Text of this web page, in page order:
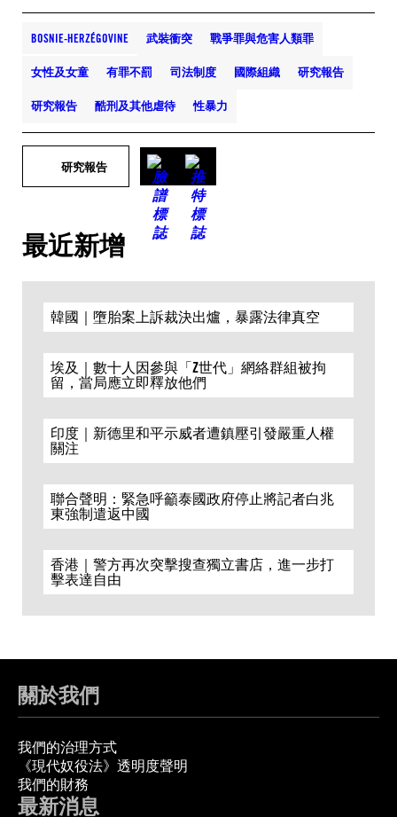
BOSNIE-HERZÉGOVINE 武裝衝突 戰爭罪與危害人類罪
女性及女童 有罪不罰 司法制度 國際組織 研究報告
研究報告 酷刑及其他虐待 性暴力
研究報告
最近新增
韓國｜墮胎案上訴裁決出爐，暴露法律真空
埃及｜數十人因參與「Z世代」網絡群組被拘
留，當局應立即釋放他們
印度｜新德里和平示威者遭鎮壓引發嚴重人權
關注
聯合聲明：緊急呼籲泰國政府停止將記者白兆
東強制遣返中國
香港｜警方再次突擊搜查獨立書店，進一步打
擊表達自由
關於我們
我們的治理方式
《現代奴役法》透明度聲明
我們的財務
最新消息